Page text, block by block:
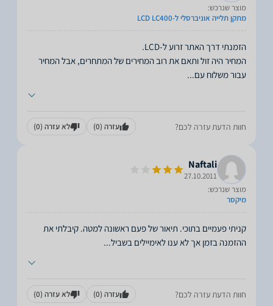
מוצר שנרכש:
מתקן תלייה אוניברסלי ל-LCD LC400
המחיר היה זול ותאם את רוב המחירים של המתחרים, אבל המחיר
עבור משלוח עם...
חוות הדעת עזרה לכם? עזרה (0) לא עזרה (0)
Naftali
27.10.2011
מוצר שנרכש:
מיקסר
קניתי פעמיים בתוכי. תיאור של פעם ראשונה למטה. קיבלתי את
ההזמנה בזמן אך לא ענו לאימיילים בשביל...
חוות הדעת עזרה לכם? עזרה (0) לא עזרה (0)